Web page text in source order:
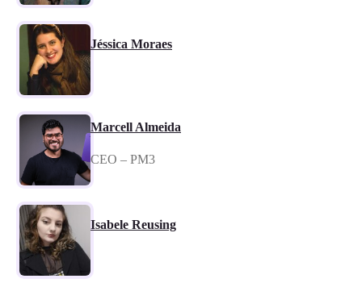
Jéssica Moraes
Marcell Almeida
CEO – PM3
Isabele Reusing